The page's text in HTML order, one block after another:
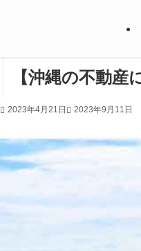
【沖縄の不動産
2023年4月21日 2023年9月11日